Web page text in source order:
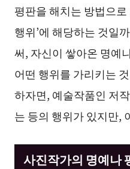
평판을 해치는 방법으
행위’에 해당하는 것일
써, 자신이 쌓아온 명예
어떤 행위를 가리키는
하자면, 예술작품인 저
는 등의 행위가 있지만,
사진작가의 명예나